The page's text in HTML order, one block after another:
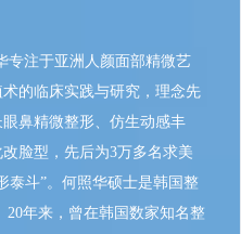
专注于亚洲人颜面部精微艺
的临床实践与研究，理念先
鼻精微整形、仿生动感丰
脸型，先后为3万多名求美
泰斗”。何照华硕士是韩国整
年来，曾在韩国数家知名整